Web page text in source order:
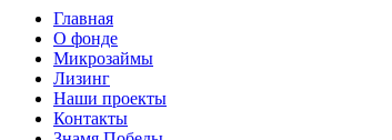
Главная
О фонде
Микрозаймы
Лизинг
Наши проекты
Контакты